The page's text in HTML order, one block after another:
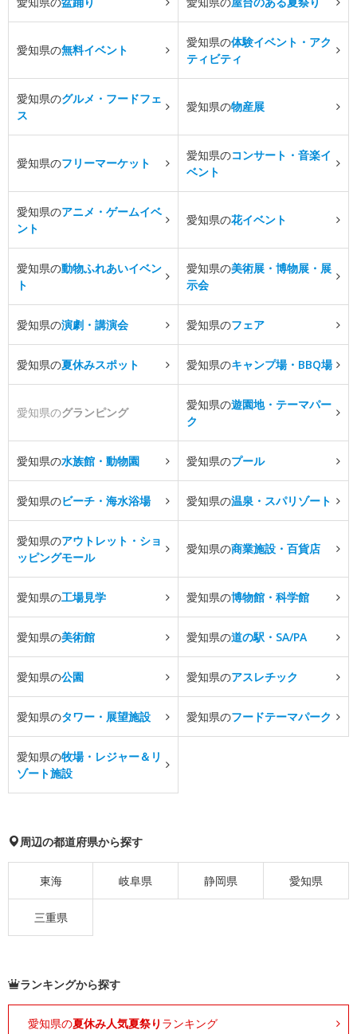
愛知県の無料イベント
愛知県の体験イベント・アク
ティビティ
愛知県のグルメ・フードフェ
ス
愛知県の物産展
愛知県のフリーマーケット
愛知県のコンサート・音楽イ
ベント
愛知県のアニメ・ゲームイベ
ント
愛知県の花イベント
愛知県の動物ふれあいイベン
ト
愛知県の美術展・博物展・展
示会
愛知県の演劇・講演会 愛知県のフェア
愛知県の夏休みスポット 愛知県のキャンプ場・BBQ場
愛知県のグランピング
愛知県の遊園地・テーマパー
ク
愛知県の水族館・動物園 愛知県のプール
愛知県のビーチ・海水浴場 愛知県の温泉・スパリゾート
愛知県のアウトレット・ショ
ッピングモール
愛知県の商業施設・百貨店
愛知県の工場見学 愛知県の博物館・科学館
愛知県の美術館 愛知県の道の駅・SA/PA
愛知県の公園 愛知県のアスレチック
愛知県のタワー・展望施設 愛知県のフードテーマパーク
愛知県の牧場・レジャー＆リ
ゾート施設
周辺の都道府県から探す
東海 岐阜県 静岡県 愛知県
三重県
ランキングから探す
愛知県の夏休み人気夏祭り ランキング